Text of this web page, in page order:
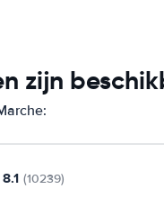
zijn
8.1 (10239)